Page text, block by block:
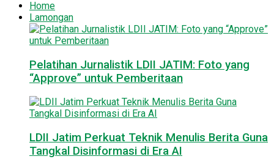
Home
Lamongan
Pelatihan Jurnalistik LDII JATIM: Foto yang
“Approve” untuk Pemberitaan
LDII Jatim Perkuat Teknik Menulis Berita Guna
Tangkal Disinformasi di Era AI